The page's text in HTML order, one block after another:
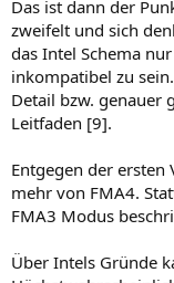
Das ist dann der
zweifelt und sich
das Intel Schema
inkompatibel zu
Detail bzw. genauer
Leitfaden [9].
Entgegen der
mehr von FMA4.
FMA3 Modus
Über Intels Gründe